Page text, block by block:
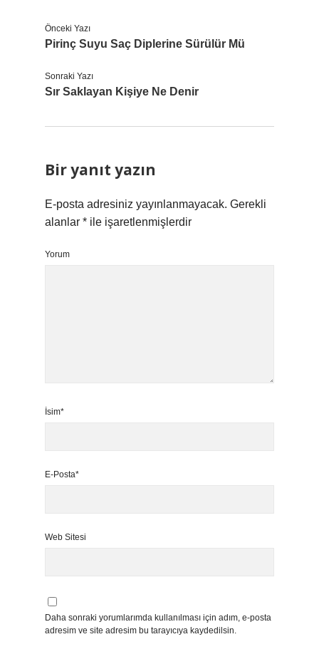
Önceki Yazı
Pirinç Suyu Saç Diplerine Sürülür Mü
Sonraki Yazı
Sır Saklayan Kişiye Ne Denir
Bir yanıt yazın
E-posta adresiniz yayınlanmayacak. Gerekli
alanlar * ile işaretlenmişlerdir
Yorum
İsim*
E-Posta*
Web Sitesi
Daha sonraki yorumlarımda kullanılması için adım, e-posta
adresim ve site adresim bu tarayıcıya kaydedilsin.